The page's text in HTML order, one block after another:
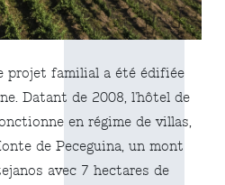
projet familial a été édifiée
Datant de 2008, l'hôtel de
en régime de villas,
de Peceguina, un mont
avec 7 hectares de